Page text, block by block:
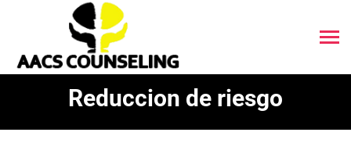
Reduccion de riesgo